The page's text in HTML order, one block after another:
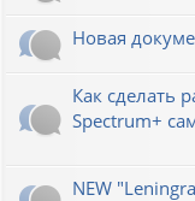
Новая
Как сделать
Spectrum+
NEW